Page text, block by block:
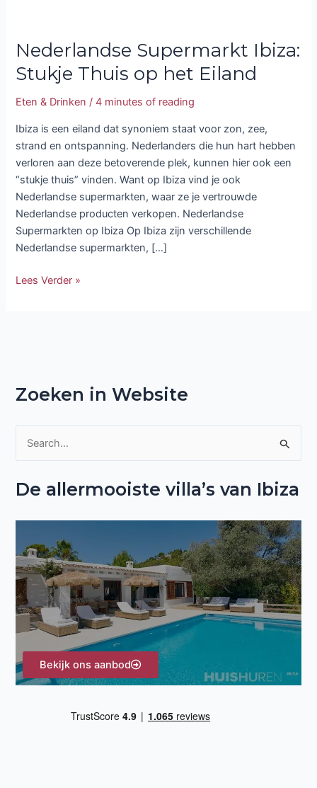
Nederlandse Supermarkt Ibiza:
Stukje Thuis op het Eiland
Eten & Drinken /4 minutes of reading
Ibiza is een eiland dat synoniem staat voor zon, zee,
strand en ontspanning. Nederlanders die hun hart hebben
verloren aan deze betoverende plek, kunnen hier ook een
“stukje thuis” vinden. Want op Ibiza vind je ook
Nederlandse supermarkten, waar ze je vertrouwde
Nederlandse producten verkopen. Nederlandse
Supermarkten op Ibiza Op Ibiza zijn verschillende
Nederlandse supermarkten, […]
Lees Verder »
Zoeken in Website
e
a
r
:
De allermooiste villa’s van Ibiza
Bekijk ons aanbod